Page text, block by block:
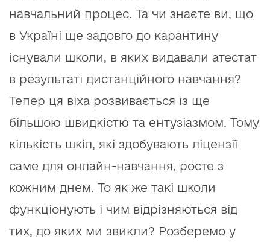
навчальний процес. Та чи знаєте ви, що
в Україні ще задовго до карантину
існували школи, в яких видавали атестат
в результаті дистанційного навчання?
Тепер ця віха розвивається із ще
більшою швидкістю та ентузіазмом. Тому
кількість шкіл, які здобувають ліцензії
саме для онлайн-навчання, росте з
кожним днем. То як же такі школи
функціонують і чим відрізняються від
тих, до яких ми звикли? Розберемо у